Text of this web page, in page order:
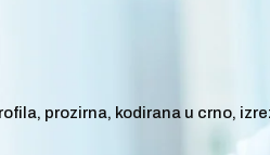
prozirna, kodirana u crno,